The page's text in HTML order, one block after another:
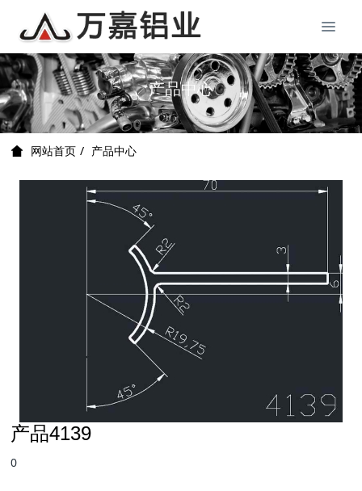
产品中心
网站首页 产品中心
产品4139
0